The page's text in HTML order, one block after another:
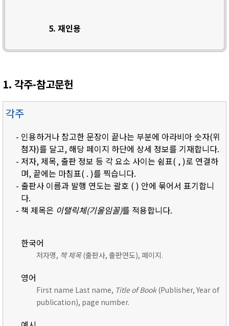
5. 재인용
1. 각주-참고문헌
각주
- 인용하거나 참고한 문장이 끝나는 부분에 아라비아 숫자(위
첨자)를 달고, 해당 페이지 하단에 상세 정보를 기재합니다.
- 저자, 제목, 출판 정보 등 각 요소 사이는 쉼표( , )로 연결하
며, 끝에는 마침표( . )를 찍습니다.
- 출판사 이름과 발행 연도는 괄호 ( ) 안에 묶어서 표기합니
다.
- 책 제목은 이탤릭체(기울임꼴)를 적용합니다.
한국어
저자명, 책 제목(출판사, 출판연도), 페이지.
영어
First name Last name, Title of Book(Publisher, Year of
publication), page number.